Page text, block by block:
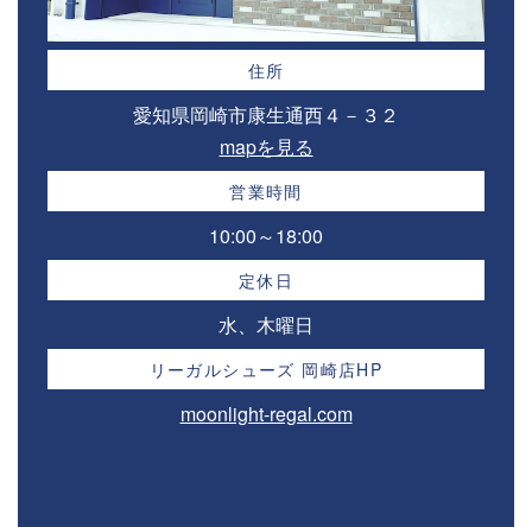
住所
愛知県岡崎市康生通西４－３２⁣
mapを見る
営業時間
10:00～18:00⁣
定休日
水、木曜日
リーガルシューズ 岡崎店HP
moonlight-regal.com